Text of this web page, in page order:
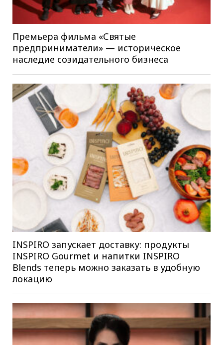
Премьера фильма «Святые
предприниматели» — историческое
наследие созидательного бизнеса
INSPIRO запускает доставку: продукты
INSPIRO Gourmet и напитки INSPIRO
Blends теперь можно заказать в удобную
локацию